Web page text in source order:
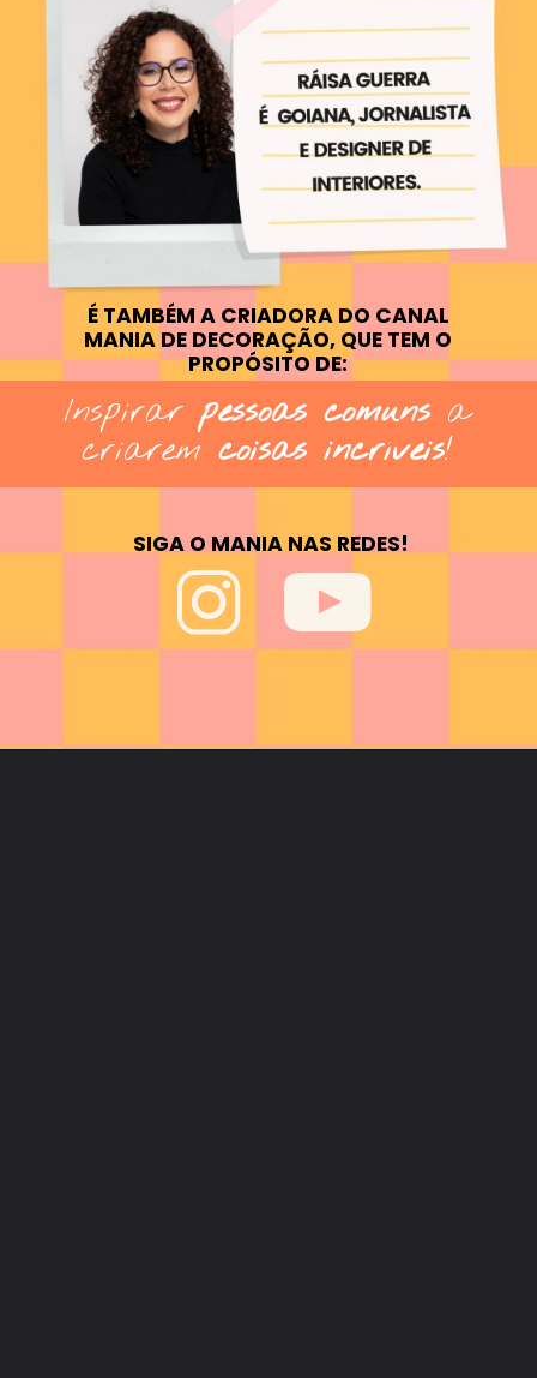
É TAMBÉM A CRIADORA DO CANAL
MANIA DE DECORAÇÃO, QUE TEM O
PROPÓSITO DE:
Inspirarpessoas comunsa
criarem coisas incríveis!
SIGA O MANIA NAS REDES!